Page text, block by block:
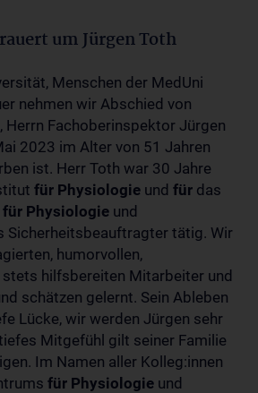
um Jürgen Toth
Menschen der MedUni
nehmen wir Abschied von
Herrn Fachoberinspektor Jürgen
2023 im Alter von 51 Jahren
ist. Herr Toth war 30 Jahre
für Physiologie und für das
für Physiologie und
Sicherheitsbeauftragter tätig. Wir
humorvollen,
stets hilfsbereiten Mitarbeiter und
schätzen gelernt. Sein Ableben
Lücke, wir werden Jürgen sehr
Mitgefühl gilt seiner Familie
Im Namen aller Kolleg:innen
für Physiologie und